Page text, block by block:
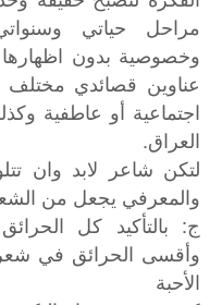
مراحل حياتي
وخصوصية بدون
عناوين قصائدي مختلف
اجتماعية أو عاطفية
العراق.
لتكن شاعر لابد وان
والمعرفي يجعل من
ج: بالتأكيد كل
وأقسى الحرائق في
الأحبة